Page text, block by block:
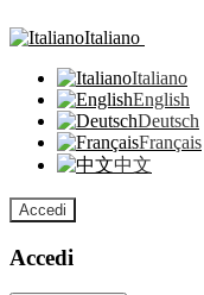
Italiano
Italiano
English
Deutsch
Français
中文
Accedi
Accedi